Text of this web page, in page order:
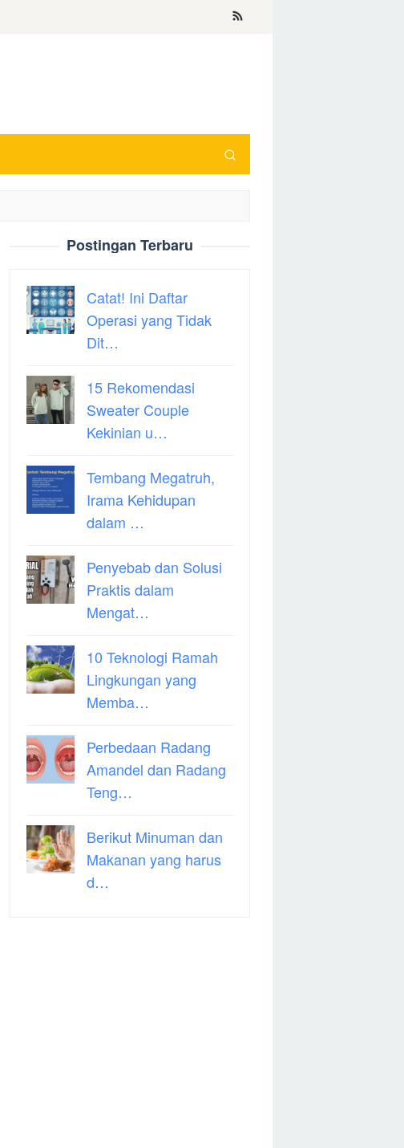
Postingan Terbaru
Catat! Ini Daftar
Operasi yang Tidak
Dit…
15 Rekomendasi
Sweater Couple
Kekinian u…
Tembang Megatruh,
Irama Kehidupan
dalam …
Penyebab dan Solusi
Praktis dalam
Mengat…
10 Teknologi Ramah
Lingkungan yang
Memba…
Perbedaan Radang
Amandel dan Radang
Teng…
Berikut Minuman dan
Makanan yang harus
d…